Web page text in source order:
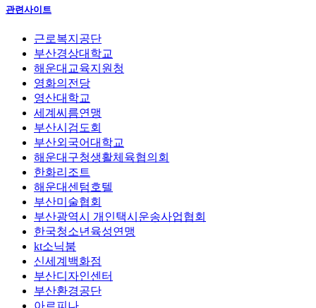
관련사이트
근로복지공단
부산경상대학교
해운대교육지원청
영화의전당
영산대학교
세계씨름연맹
부산시검도회
부산외국어대학교
해운대구청생활체육협의회
한화리조트
해운대센텀호텔
부산미술협회
부산광역시 개인택시운송사업협회
한국청소년육성연맹
kt소닉붐
신세계백화점
부산디자인센터
부산환경공단
아르피나